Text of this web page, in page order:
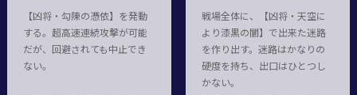
【凶将・勾陳の憑依】を発動
する。超高速連続攻撃が可能
だが、回避されても中止でき
ない。
戦場全体に、【凶将・天空に
より漆黒の闇】で出来た迷路
を作り出す。迷路はかなりの
硬度を持ち、出口はひとつし
かない。